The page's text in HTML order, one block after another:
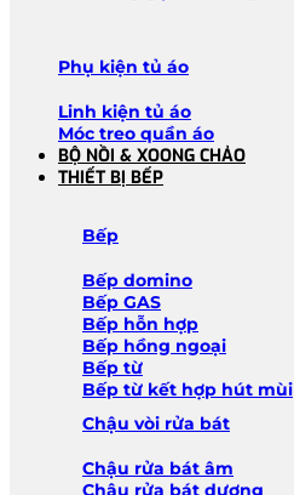
Phụ kiện tủ áo
Linh kiện tủ áo
Móc treo quần áo
BỘ NỒI & XOONG CHẢO
THIẾT BỊ BẾP
Bếp
Bếp domino
Bếp GAS
Bếp hỗn hợp
Bếp hồng ngoại
Bếp từ
Bếp từ kết hợp hút mùi
Chậu vòi rửa bát
Chậu rửa bát âm
Chậu rửa bát dương